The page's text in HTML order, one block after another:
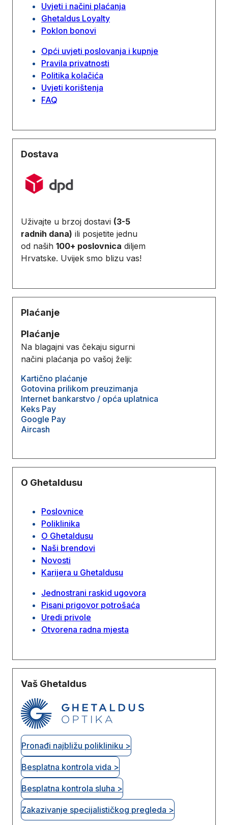
Uvjeti i načini plaćanja
Ghetaldus Loyalty
Poklon bonovi
Opći uvjeti poslovanja i kupnje
Pravila privatnosti
Politika kolačića
Uvjeti korištenja
FAQ
Dostava
Uživajte u brzoj dostavi (3-5
radnih dana) ili posjetite jednu
od naših 100+ poslovnica diljem
Hrvatske. Uvijek smo blizu vas!
Plaćanje
Plaćanje
Na blagajni vas čekaju sigurni
načini plaćanja po vašoj želji:
Kartično plaćanje
Gotovina prilikom preuzimanja
Internet bankarstvo / opća uplatnica
Keks Pay
Google Pay
Aircash
O Ghetaldusu
Poslovnice
Poliklinika
O Ghetaldusu
Naši brendovi
Novosti
Karijera u Ghetaldusu
Jednostrani raskid ugovora
Pisani prigovor potrošaća
Uredi privole
Otvorena radna mjesta
Vaš Ghetaldus
Pronađi najbližu polikliniku >
Besplatna kontrola vida >
Besplatna kontrola sluha >
Zakazivanje specijalističkog pregleda >